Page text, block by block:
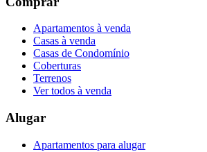
Apartamentos à venda
Casas à venda
Casas de Condomínio
Coberturas
Terrenos
Ver todos à venda
Alugar
Apartamentos para alugar